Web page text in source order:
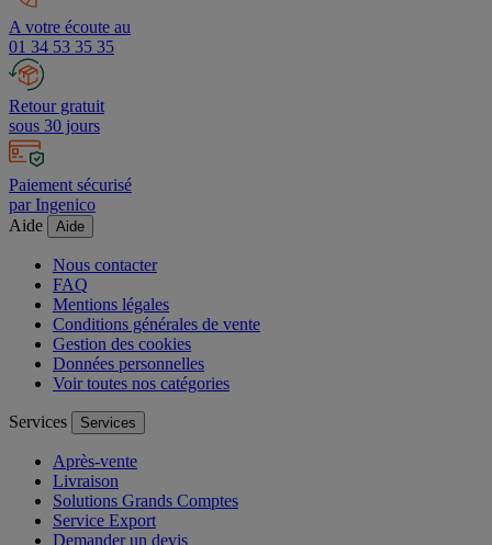
A votre écoute au
01 34 53 35 35
Retour gratuit
sous 30 jours
Paiement sécurisé
par Ingenico
Aide
Aide
Nous contacter
FAQ
Mentions légales
Conditions générales de vente
Gestion des cookies
Données personnelles
Voir toutes nos catégories
Services Services
Après-vente
Livraison
Solutions Grands Comptes
Service Export
Demander un devis